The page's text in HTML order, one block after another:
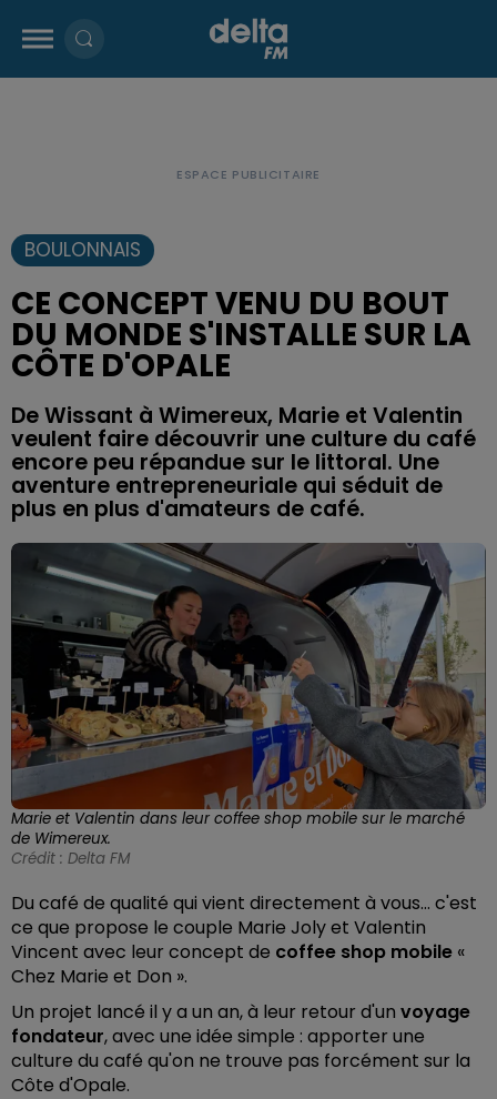
BOULONNAIS
CE CONCEPT VENU DU BOUT
DU MONDE S'INSTALLE SUR LA
CÔTE D'OPALE
De Wissant à Wimereux, Marie et Valentin
veulent faire découvrir une culture du café
encore peu répandue sur le littoral. Une
aventure entrepreneuriale qui séduit de
plus en plus d'amateurs de café.
Marie et Valentin dans leur coffee shop mobile sur le marché
de Wimereux.
Crédit : Delta FM
Du café de qualité qui vient directement à vous… c'est
ce que propose le couple Marie Joly et Valentin
Vincent avec leur concept de coffee shop mobile «
Chez Marie et Don ».
Un projet lancé il y a un an, à leur retour d'un voyage
fondateur, avec une idée simple : apporter une
culture du café qu'on ne trouve pas forcément sur la
Côte d'Opale.